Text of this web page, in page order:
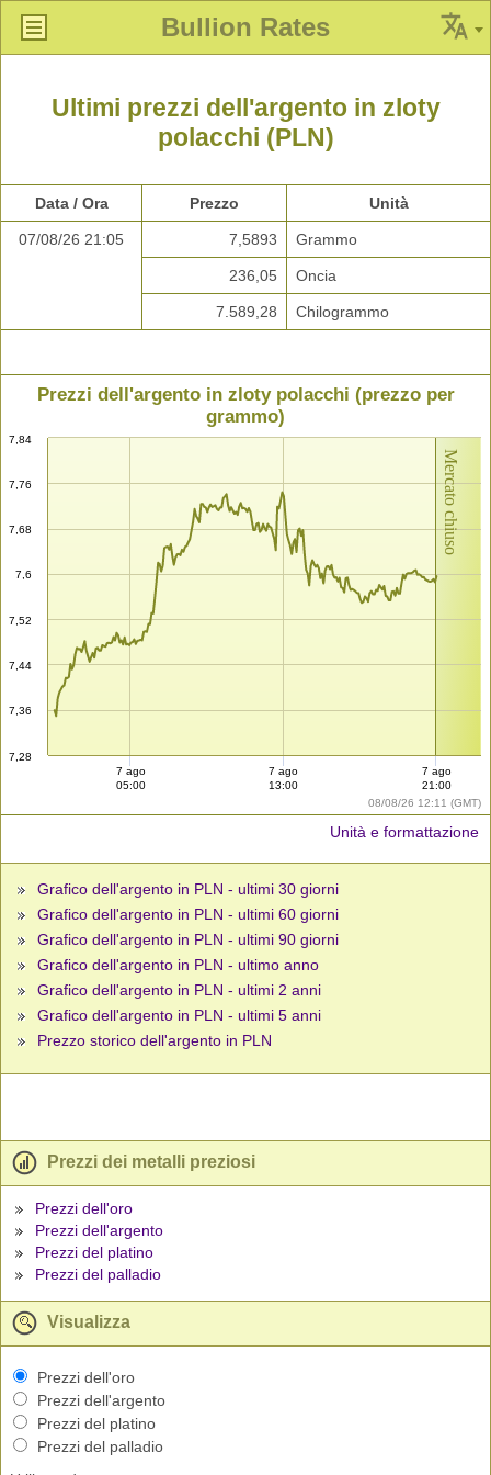
Bullion Rates
Ultimi prezzi dell'argento in zloty
polacchi (PLN)
Data / Ora Prezzo Unità
07/08/26 21:05 7,5893 Grammo
236,05 Oncia
7.589,28 Chilogrammo
Mercato chiuso
08/08/26 12:11 (GMT)
Prezzi dell'argento in zloty polacchi (prezzo per
grammo)
7,28
7,36
7,44
7,52
7,6
7,68
7,76
7,84
7 ago
05:00
7 ago
13:00
7 ago
21:00
Unità e formattazione
Grafico dell'argento in PLN - ultimi 30 giorni
Grafico dell'argento in PLN - ultimi 60 giorni
Grafico dell'argento in PLN - ultimi 90 giorni
Grafico dell'argento in PLN - ultimo anno
Grafico dell'argento in PLN - ultimi 2 anni
Grafico dell'argento in PLN - ultimi 5 anni
Prezzo storico dell'argento in PLN
Prezzi dei metalli preziosi
Prezzi dell'oro
Prezzi dell'argento
Prezzi del platino
Prezzi del palladio
Visualizza
Prezzi dell'oro
Prezzi dell'argento
Prezzi del platino
Prezzi del palladio